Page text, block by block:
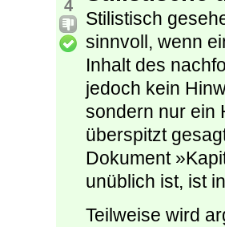
4
Stilistisch
sinnvoll, wenn
Inhalt des
jedoch kein
sondern nur ein
überspitzt
Dokument
unüblich ist, ist
Teilweise wird